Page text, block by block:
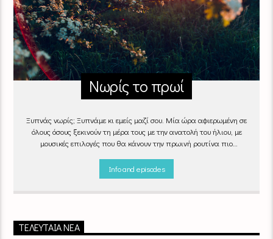
Νωρίς το πρωί
Ξυπνάς νωρίς; Ξυπνάμε κι εμείς μαζί σου. Μία ώρα αφιερωμένη σε
όλους όσους ξεκινούν τη μέρα τους με την ανατολή του ήλιου, με
μουσικές επιλογές που θα κάνουν την πρωινή ρουτίνα πιο
06:00 - 07:00 στον Empneusi 107 FM
Info and episodes
ΤΕΛΕΥΤΑΊΑ ΝΈΑ